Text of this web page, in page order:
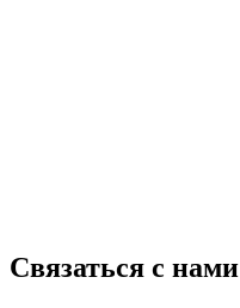
Связаться с нами